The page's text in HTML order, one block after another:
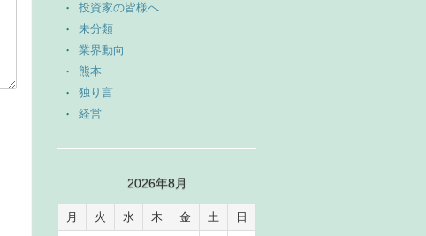
投資家の皆様へ
未分類
業界動向
熊本
独り言
経営
2026年8月
月 火 水 木 金 土
日